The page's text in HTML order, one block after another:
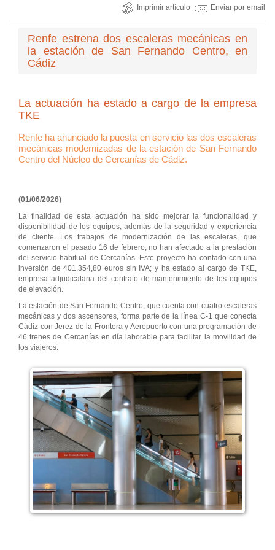
Imprimir artículo Enviar por email
Renfe estrena dos escaleras mecánicas en
la estación de San Fernando Centro, en
Cádiz
La actuación ha estado a cargo de la empresa
TKE
Renfe ha anunciado la puesta en servicio las dos escaleras
mecánicas modernizadas de la estación de San Fernando
Centro del Núcleo de Cercanías de Cádiz.
(01/06/2026)
La finalidad de esta actuación ha sido mejorar la funcionalidad y
disponibilidad de los equipos, además de la seguridad y experiencia
de cliente. Los trabajos de modernización de las escaleras, que
comenzaron el pasado 16 de febrero, no han afectado a la prestación
del servicio habitual de Cercanías. Este proyecto ha contado con una
inversión de 401.354,80 euros sin IVA; y ha estado al cargo de TKE,
empresa adjudicataria del contrato de mantenimiento de los equipos
de elevación.
La estación de San Fernando-Centro, que cuenta con cuatro escaleras
mecánicas y dos ascensores, forma parte de la línea C-1 que conecta
Cádiz con Jerez de la Frontera y Aeropuerto con una programación de
46 trenes de Cercanías en día laborable para facilitar la movilidad de
los viajeros.